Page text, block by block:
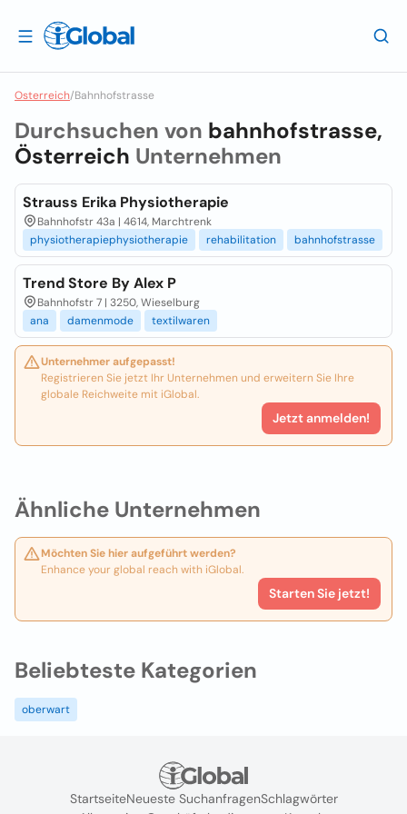
Osterreich/Bahnhofstrasse
Ähnliche Unternehmen
Möchten Sie hier aufgeführt werden?
Enhance your global reach with iGlobal.
Starten Sie jetzt!
Durchsuchen von bahnhofstrasse,
Österreich Unternehmen
Strauss Erika Physiotherapie
Bahnhofstr 43a | 4614, Marchtrenk
physiotherapiephysiotherapie
rehabilitation bahnhofstrasse
Trend Store By Alex P
Bahnhofstr 7 | 3250, Wieselburg
ana
damenmode textilwaren
Unternehmer aufgepasst!
Registrieren Sie jetzt Ihr Unternehmen und erweitern Sie Ihre
globale Reichweite mit iGlobal.
Jetzt anmelden!
Beliebteste Kategorien
oberwart
StartseiteNeueste SuchanfragenSchlagwörter